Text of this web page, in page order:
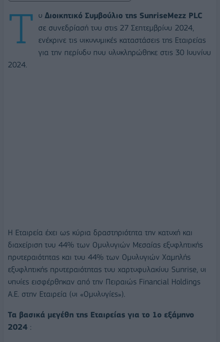
Τ ο Διοικητικό Συμβούλιο της SunriseMezz PLC
σε συνεδρίασή του στις 27 Σεπτεμβρίου 2024,
ενέκρινε τις οικονομικές καταστάσεις της Εταιρείας
για την περίοδο που ολοκληρώθηκε στις 30 Ιουνίου
2024.
H Εταιρεία έχει ως κύρια δραστηριότητα την κατοχή και
διαχείριση του 44% των Ομολογιών Μεσαίας εξοφλητικής
προτεραιότητας και του 44% των Ομολογιών Χαμηλής
εξοφλητικής προτεραιότητας του χαρτοφυλακίου Sunrise, οι
οποίες εισφέρθηκαν από την Πειραιώς Financial Holdings
Α.Ε. στην Εταιρεία (οι «Ομολογίες»).
Τα βασικά μεγέθη της Εταιρείας για το 1o εξάμηνο
2024 :